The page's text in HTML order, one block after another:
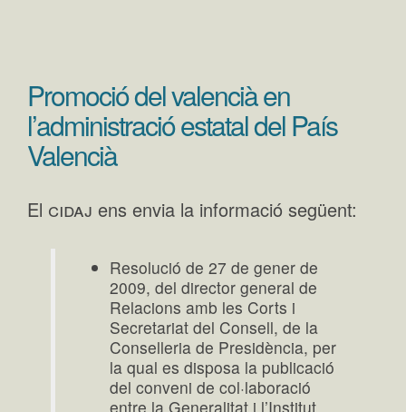
Promoció del valencià en
l’administració estatal del País
Valencià
El cidaj ens envia la informació següent:
Resolució de 27 de gener de
2009, del director general de
Relacions amb les Corts i
Secretariat del Consell, de la
Conselleria de Presidència, per
la qual es disposa la publicació
del conveni de col·laboració
entre la Generalitat i l’Institut